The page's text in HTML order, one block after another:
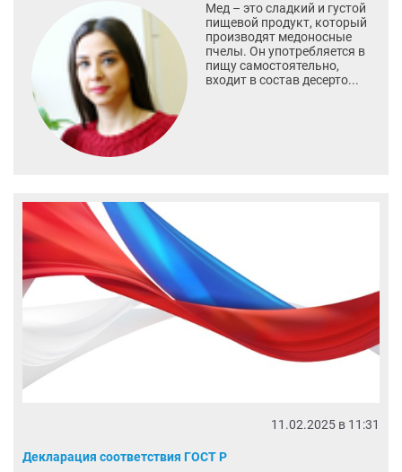
Мед – это сладкий и густой
пищевой продукт, который
производят медоносные
пчелы. Он употребляется в
пищу самостоятельно,
входит в состав десерто...
11.02.2025 в 11:31
Декларация соответствия ГОСТ Р